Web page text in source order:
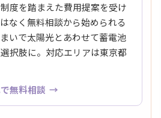
度を踏まえた費用提案を受け
なく無料相談から始められる
いで太陽光とあわせて蓄電池
択肢に。対応エリアは東京都
無料相談